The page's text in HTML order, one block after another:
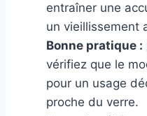
entraîner une
un vieillissement
Bonne pratique :
vérifiez que le
pour un usage
proche du verre.